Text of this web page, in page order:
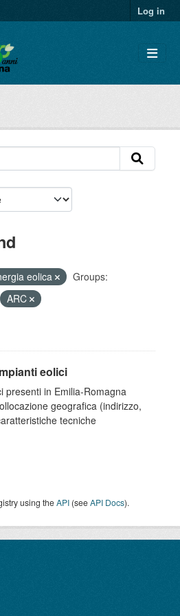
Log in
eolica
Groups:
ARC
eolici
presenti in Emilia-Romagna
geografica (indirizzo,
tecniche
using theAPI (seeAPI Docs).